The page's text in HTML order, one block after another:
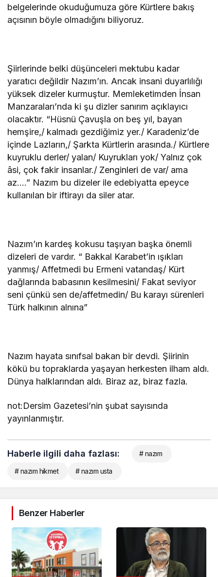
belgelerinde okuduğumuza göre Kürtlere bakış
açısının böyle olmadığını biliyoruz.
Şiirlerinde belki düşünceleri mektubu kadar
yaratıcı değildir Nazım’ın. Ancak insani duyarlılığı
yüksek dizeler kurmuştur. Memleketimden İnsan
Manzaraları’nda ki şu dizler sanırım açıklayıcı
olacaktır. “Hüsnü Çavuşla on beş yıl, bayan
hemşire,/ kalmadı gezdiğimiz yer./ Karadeniz’de
içinde Lazların,/ Şarkta Kürtlerin arasında./ Kürtlere
kuyruklu derler/ yalan/ Kuyrukları yok/ Yalnız çok
âsi, çok fakir insanlar./ Zenginleri de var/ ama
az….” Nazım bu dizeler ile edebiyatta epeyce
kullanılan bir iftirayı da siler atar.
Nazım’ın kardeş kokusu taşıyan başka önemli
dizeleri de vardır. “ Bakkal Karabet’in ışıkları
yanmış/ Affetmedi bu Ermeni vatandaş/ Kürt
dağlarında babasının kesilmesini/ Fakat seviyor
seni çünkü sen de/affetmedin/ Bu karayı sürenleri
Türk halkının alnına”
Nazım hayata sınıfsal bakan bir devdi. Şiirinin
kökü bu topraklarda yaşayan herkesten ilham aldı.
Dünya halklarından aldı. Biraz az, biraz fazla.
not:Dersim Gazetesi’nin şubat sayısında
yayınlanmıştır.
Haberle ilgili daha fazlası: # nazım
# nazım hikmet # nazım usta
Benzer Haberler